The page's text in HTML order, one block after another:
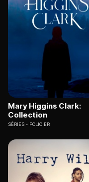
Mary Higgins Clark:
Collection
SÉRIES POLICIER